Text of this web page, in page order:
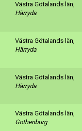
Västra Götalands län,
Härryda
Västra Götalands län,
Härryda
Västra Götalands län,
Härryda
Västra Götalands län,
Gothenburg